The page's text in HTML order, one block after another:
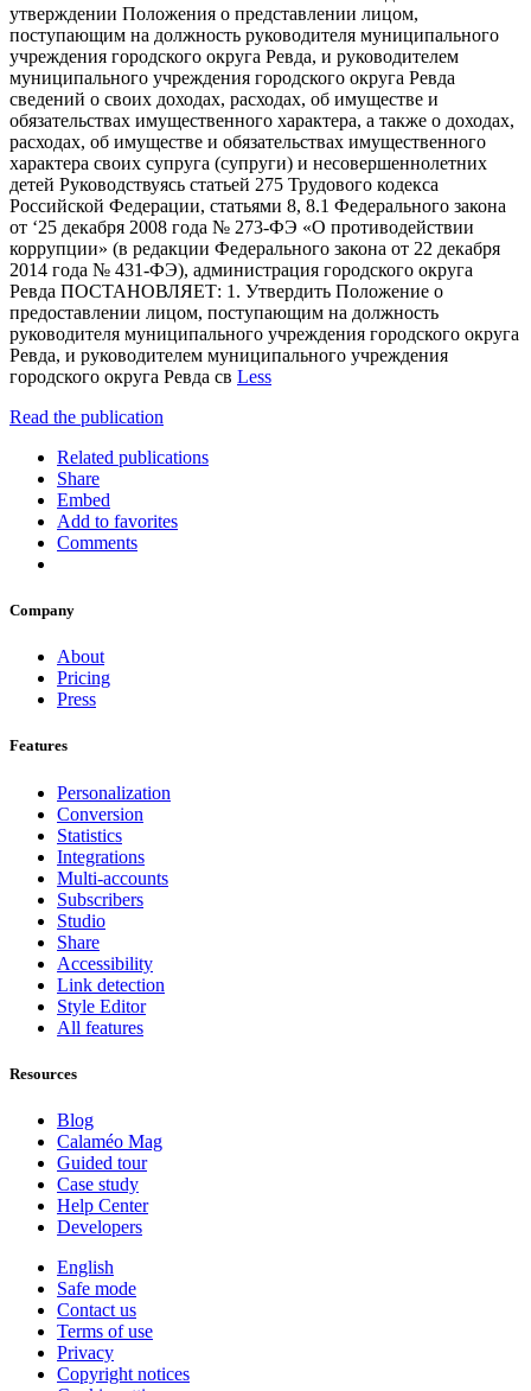
утверждении Положения о представлении лицом,
поступающим на должность руководителя муниципального
учреждения городского округа Ревда, и руководителем
муниципального учреждения городского округа Ревда
сведений о своих доходах, расходах, об имуществе и
обязательствах имущественного характера, а также о доходах,
расходах, об имуществе и обязательствах имущественного
характера своих супруга (супруги) и несовершеннолетних
детей Руководствуясь статьей 275 Трудового кодекса
Российской Федерации, статьями 8, 8.1 Федерального закона
от ‘25 декабря 2008 года № 273-ФЭ «О противодействии
коррупции» (в редакции Федерального закона от 22 декабря
2014 года № 431-ФЭ), администрация городского округа
Ревда ПОСТАНОВЛЯЕТ: 1. Утвердить Положение о
предоставлении лицом, поступающим на должность
руководителя муниципального учреждения городского округа
Ревда, и руководителем муниципального учреждения
городского округа Ревда св Less
Read the publication
Related publications
Share
Embed
Add to favorites
Comments
Company
About
Pricing
Press
Features
Personalization
Conversion
Statistics
Integrations
Multi-accounts
Subscribers
Studio
Share
Accessibility
Link detection
Style Editor
All features
Resources
Blog
Calaméo Mag
Guided tour
Case study
Help Center
Developers
English
Safe mode
Contact us
Terms of use
Privacy
Copyright notices